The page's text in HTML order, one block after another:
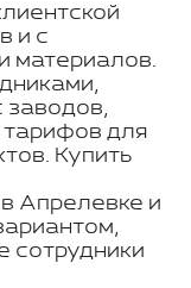
и с
материалов.
заводов,
для
Купить
Апрелевке и
сотрудники